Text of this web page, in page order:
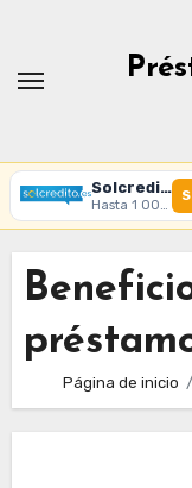
contenido
Solcredito
Hasta 1 000 € · 30 días · 100% online
Página de inicio